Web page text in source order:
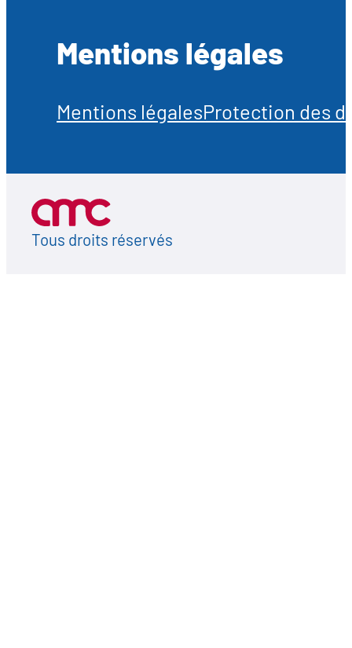
Mentions légales
Mentions légalesProtection des
Tous droits réservés